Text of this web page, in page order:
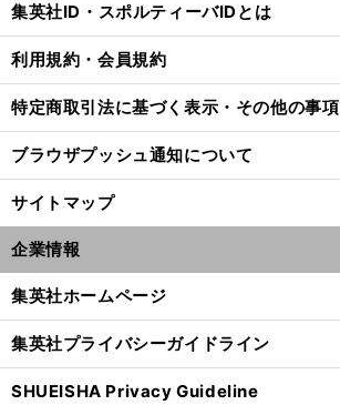
集英社ID・スポルティーバIDとは
利用規約・会員規約
特定商取引法に基づく表示・その他の事項
ブラウザプッシュ通知について
サイトマップ
企業情報
集英社ホームページ
集英社プライバシーガイドライン
SHUEISHA Privacy Guideline